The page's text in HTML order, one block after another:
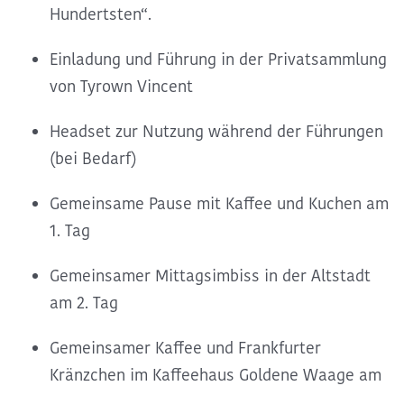
Hundertsten“.
Einladung und Führung in der Privatsammlung
von Tyrown Vincent
Headset zur Nutzung während der Führungen
(bei Bedarf)
Gemeinsame Pause mit Kaffee und Kuchen am
1. Tag
Gemeinsamer Mittagsimbiss in der Altstadt
am 2. Tag
Gemeinsamer Kaffee und Frankfurter
Kränzchen im Kaffeehaus Goldene Waage am